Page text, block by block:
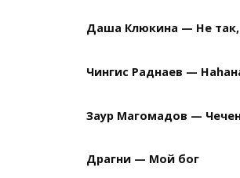
Даша Клюкина — Не так,
Чингис Раднаев —
Заур Магомадов —
Драгни — Мой бог